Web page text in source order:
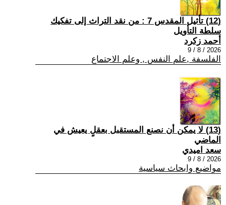
(12) تأثيل المقدس 7 : من نقد التراث إلى تفكيك
سلطة التأويل
أحمد زكرد
2026 / 8 / 9
الفلسفة ,علم النفس , وعلم الاجتماع
(13) لا يمكن أن نصنع المستقبل بعقلٍ يعيش في
الماضي
سعد اميدي
2026 / 8 / 9
مواضيع وابحاث سياسية